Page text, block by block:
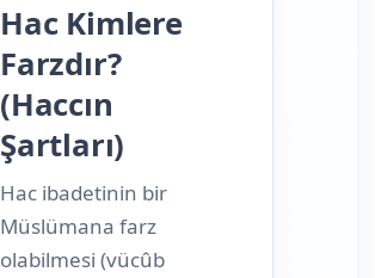
Hac Kimlere
Farzdır?
(Haccın
Şartları)
Hac ibadetinin bir
Müslümana farz
olabilmesi (vücûb